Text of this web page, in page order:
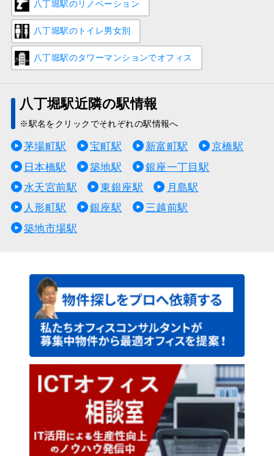
八丁堀駅のリノベーション
八丁堀駅のトイレ男女別
八丁堀駅のタワーマンションでオフィス
八丁堀駅近隣の駅情報
※駅名をクリックでそれぞれの駅情報へ
茅場町駅 宝町駅 新富町駅
京橋駅
日本橋駅
築地駅
銀座一丁目駅
水天宮前駅
東銀座駅
月島駅
人形町駅
銀座駅
三越前駅
築地市場駅